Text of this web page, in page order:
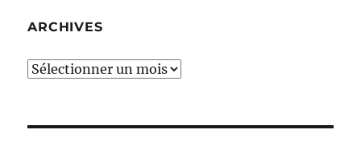
ARCHIVES
ARCHIVES